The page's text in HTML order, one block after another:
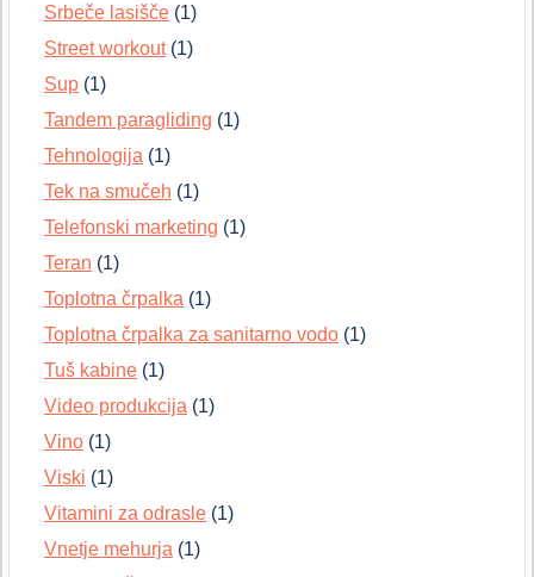
Srbeče lasišče (1)
Street workout(1)
Sup (1)
Tandem paragliding (1)
Tehnologija (1)
Tek na smučeh (1)
Telefonski marketing (1)
Teran (1)
Toplotna črpalka (1)
Toplotna črpalka za sanitarno vodo (1)
Tuš kabine (1)
Video produkcija (1)
Vino (1)
Viski (1)
Vitamini za odrasle (1)
Vnetje mehurja (1)